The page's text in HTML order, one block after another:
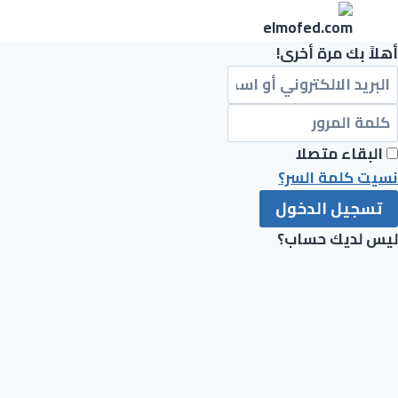
التجاوز
المحتوى
أهلاً بك مرة أخرى!
البقاء متصلا
نسيت كلمة السر؟
تسجيل الدخول
ليس لديك حساب؟